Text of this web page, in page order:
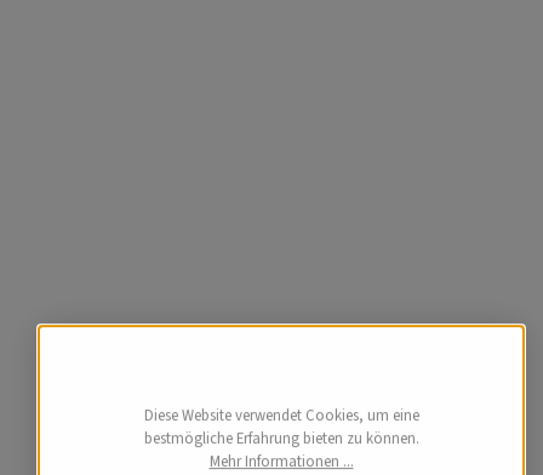
Diese Website verwendet Cookies, um eine
bestmögliche Erfahrung bieten zu können.
Mehr Informationen ...